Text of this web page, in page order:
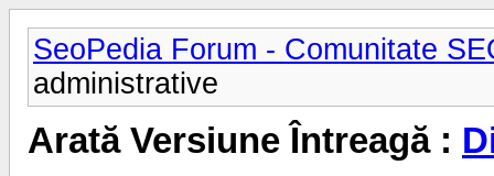
SeoPedia Forum - Comunitate
administrative
Arată Versiune Întreagă :